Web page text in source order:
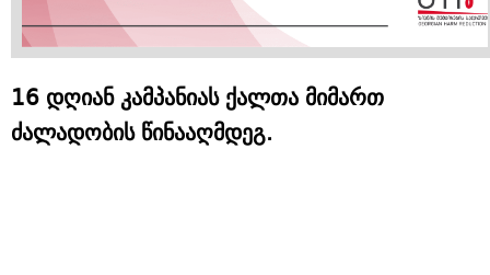
16 დღიან კამპანიას ქალთა მიმართ
ძალადობის წინააღმდეგ.